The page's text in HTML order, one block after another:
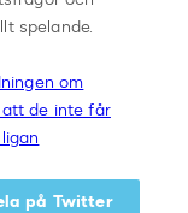
spelande.
om
de inte får
på Twitter